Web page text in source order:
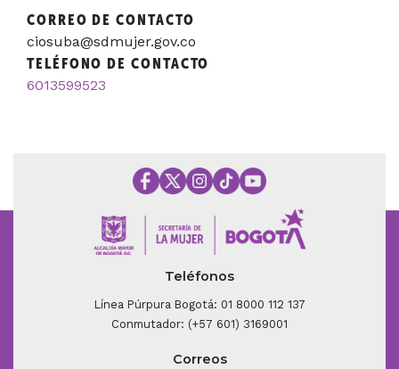
CORREO DE CONTACTO
ciosuba@sdmujer.gov.co
TELÉFONO DE CONTACTO
6013599523
Teléfonos
Línea Púrpura Bogotá: 01 8000 112 137
Conmutador: (+57 601) 3169001
Correos